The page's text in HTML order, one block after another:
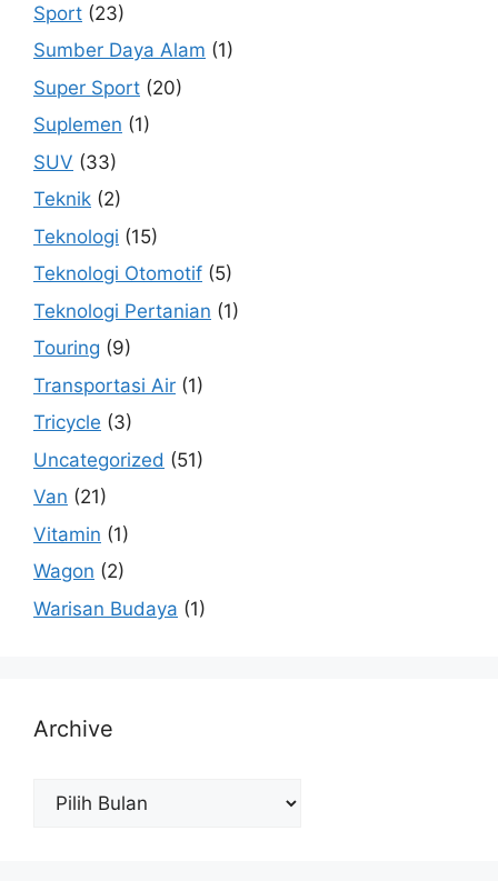
Sport (23)
Sumber Daya Alam (1)
Super Sport (20)
Suplemen (1)
SUV (33)
Teknik (2)
Teknologi (15)
Teknologi Otomotif (5)
Teknologi Pertanian (1)
Touring (9)
Transportasi Air (1)
Tricycle (3)
Uncategorized (51)
Van (21)
Vitamin (1)
Wagon (2)
Warisan Budaya (1)
Archive
Archive